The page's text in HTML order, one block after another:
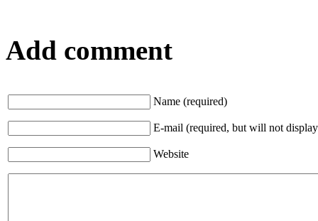
Add comment
Name (required)
E-mail (required, but will not
Website